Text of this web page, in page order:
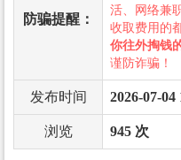
防骗提醒：
活、网络兼
收取费用的
你往外掏钱
谨防诈骗！
发布时间 2026-07-04
浏览 945 次